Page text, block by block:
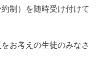
制）を随時受け付けて
お考えの生徒のみなさ